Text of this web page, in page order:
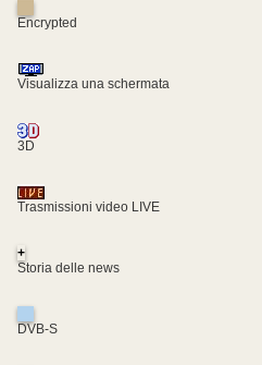
Encrypted
Visualizza una schermata
3D
Trasmissioni video LIVE
+
Storia delle news
DVB-S